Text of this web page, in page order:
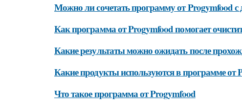
Можно ли сочетать программу от Progymfood
Как программа от Progymfood помогает
Какие результаты можно ожидать после
Какие продукты используются в программе от
Что такое программа от Progymfood